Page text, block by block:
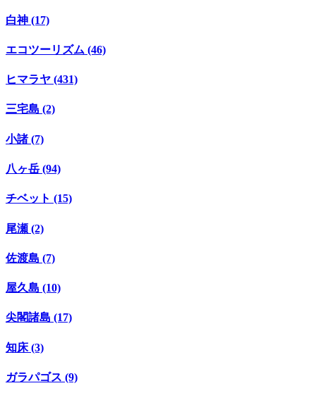
白神 (17)
エコツーリズム (46)
ヒマラヤ (431)
三宅島 (2)
小諸 (7)
八ヶ岳 (94)
チベット (15)
尾瀬 (2)
佐渡島 (7)
屋久島 (10)
尖閣諸島 (17)
知床 (3)
ガラパゴス (9)